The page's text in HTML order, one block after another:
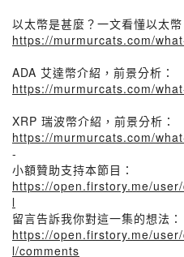
以太幣是甚麼？一文看懂以太幣
https://murmurcats.com/
ADA 艾達幣介紹，前景分析：
https://murmurcats.com/
XRP 瑞波幣介紹，前景分析：
https://murmurcats.com/
-
小額贊助支持本節目：
https://open.firstory.me/
l
留言告訴我你對這一集的想法：
https://open.firstory.me/
l/comments